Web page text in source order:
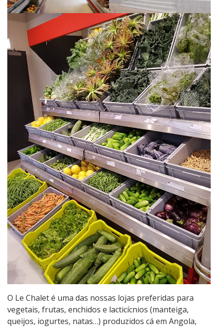
O Le Chalet é uma das nossas lojas preferidas para
vegetais, frutas, enchidos e lacticícnios (manteiga,
queijos, iogurtes, natas…) produzidos cá em Angola,